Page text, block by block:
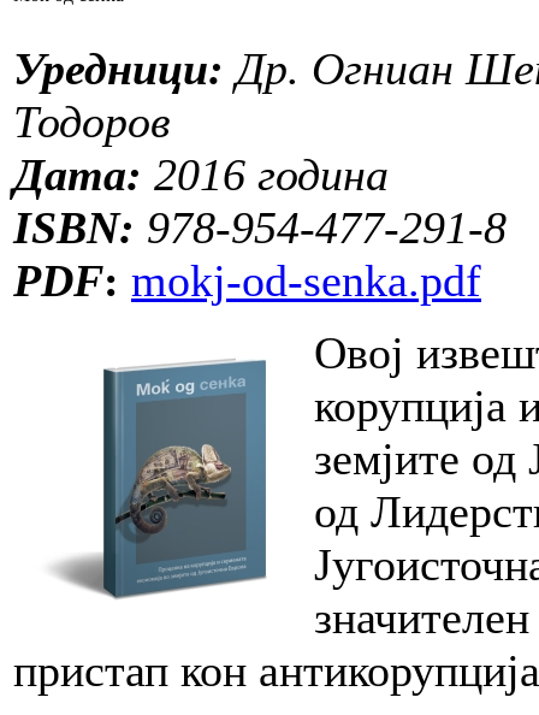
Уредници: Др. Огниан
Тодоров
Дата: 2016 година
ISBN: 978-954-477-291-8
PDF: mokj-od-senka.pdf
Овој
корупција
земјите од
од
пристап кон